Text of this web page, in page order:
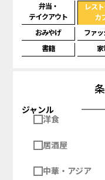
弁当・
テイクアウト
レス
カ
おみやげ ファ
書籍
ジャンル
洋食
居酒屋
中華・アジア